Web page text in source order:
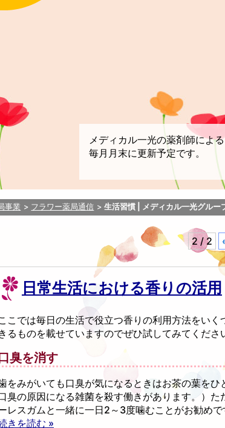
メディカル一光の薬剤師によ
毎月月末に更新予定です。
事業 フラワー薬局通信 生活習慣 | メディカル一光グルー
2 / 2
日常生活における香りの活用
こでは毎日の生活で役立つ香りの利用方法をい
るものを載せていますのでぜひ試してみてくださ
臭を消す
をみがいても口臭が気になるときはお茶の葉を
臭の原因になる雑菌を殺す働きがあります。）
レスガムと一緒に一日2～3度噛むことがお勧めで
きを読む »